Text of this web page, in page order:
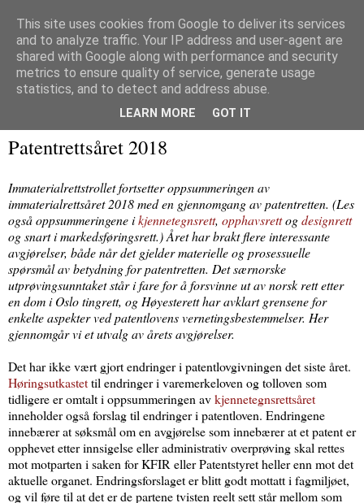
Immaterialretts­trollet
En blogg om immaterialrett og tilliggende herligheter
Patentrettsåret 2018
Immaterialrettstrollet fortsetter oppsummeringen av
immaterialrettsåret 2018 med en gjennomgang av patentretten. (Les
også oppsummeringene ikjennetegnsrett, opphavsrettogdesignrett
og snart i markedsføringsrett.) Året har brakt flere interessante
avgjørelser, både når det gjelder materielle og prosessuelle
spørsmål av betydning for patentretten. Det særnorske
utprøvingsunntaket står i fare for å forsvinne ut av norsk rett etter
en dom i Oslo tingrett, og Høyesterett har avklart grensene for
enkelte aspekter ved patentlovens vernetingsbestemmelser. Her
gjennomgår vi et utvalg av årets avgjørelser.
Det har ikke vært gjort endringer i patentlovgivningen det siste året.
Høringsutkastettil endringer i varemerkeloven og tolloven som
tidligere er omtalt i oppsummeringen avkjennetegnsrettsåret
inneholder også forslag til endringer i patentloven. Endringene
innebærer at søksmål om en avgjørelse som innebærer at et patent er
opphevet etter innsigelse eller administrativ overprøving skal rettes
mot motparten i saken for KFIR eller Patentstyret heller enn mot det
aktuelle organet. Endringsforslaget er blitt godt mottatt i fagmiljøet,
og vil føre til at det er de partene tvisten reelt sett står mellom som
This site uses cookies from Google to deliver its services
and to analyze traffic. Your IP address and user-agent are
shared with Google along with performance and security
metrics to ensure quality of service, generate usage
statistics, and to detect and address abuse.
LEARN MORE GOT IT